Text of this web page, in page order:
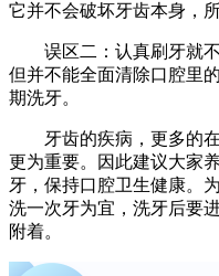
它并不会破坏牙齿本身，
误区二：认真刷牙就不
但并不能全面清除口腔里
期洗牙。
牙齿的疾病，更多的在
更为重要。因此建议大家
牙，保持口腔卫生健康。
洗一次牙为宜，洗牙后要
附着。